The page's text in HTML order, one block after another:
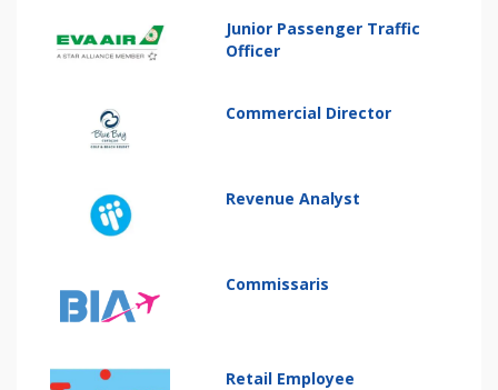
Junior Passenger Traffic
Officer
Commercial Director
Revenue Analyst
Commissaris
Retail Employee